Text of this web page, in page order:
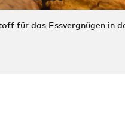
für das Essvergnügen in